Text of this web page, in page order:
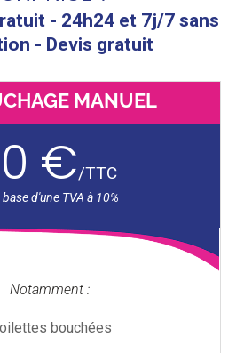
- 24h24 et 7j/7 sans
- Devis gratuit
MANUEL
€/TTC
Notamment :
bouchées